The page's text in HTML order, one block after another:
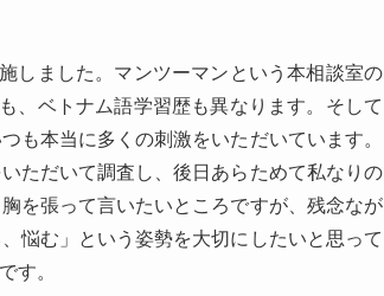
しました。マンツーマンという本相談室の
、ベトナム語学習歴も異なります。そして
も本当に多くの刺激をいただいています。
ただいて調査し、後日あらためて私なりの
を張って言いたいところですが、残念なが
悩む」という姿勢を大切にしたいと思って
す。